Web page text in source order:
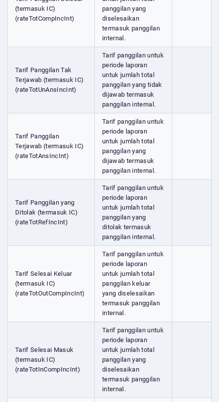
(termasuk IC)
(rateTotCompIncInt)
panggilan yang
diselesaikan
termasuk panggilan
internal.
Tarif Panggilan Tak
Terjawab (termasuk IC)
(rateTotUnAnsIncInt)
Tarif panggilan untuk
periode laporan
untuk jumlah total
panggilan yang tidak
dijawab termasuk
panggilan internal.
Tarif Panggilan
Terjawab (termasuk IC)
(rateTotAnsIncInt)
Tarif panggilan untuk
periode laporan
untuk jumlah total
panggilan yang
dijawab termasuk
panggilan internal.
Tarif Panggilan yang
Ditolak (termasuk IC)
(rateTotRefIncInt)
Tarif panggilan untuk
periode laporan
untuk jumlah total
panggilan yang
ditolak termasuk
panggilan internal.
Tarif Selesai Keluar
(termasuk IC)
(rateTotOutCompIncInt)
Tarif panggilan untuk
periode laporan
untuk jumlah total
panggilan keluar
yang diselesaikan
termasuk panggilan
internal.
Tarif Selesai Masuk
(termasuk IC)
(rateTotInCompIncInt)
Tarif panggilan untuk
periode laporan
untuk jumlah total
panggilan yang
diselesaikan
termasuk panggilan
internal.